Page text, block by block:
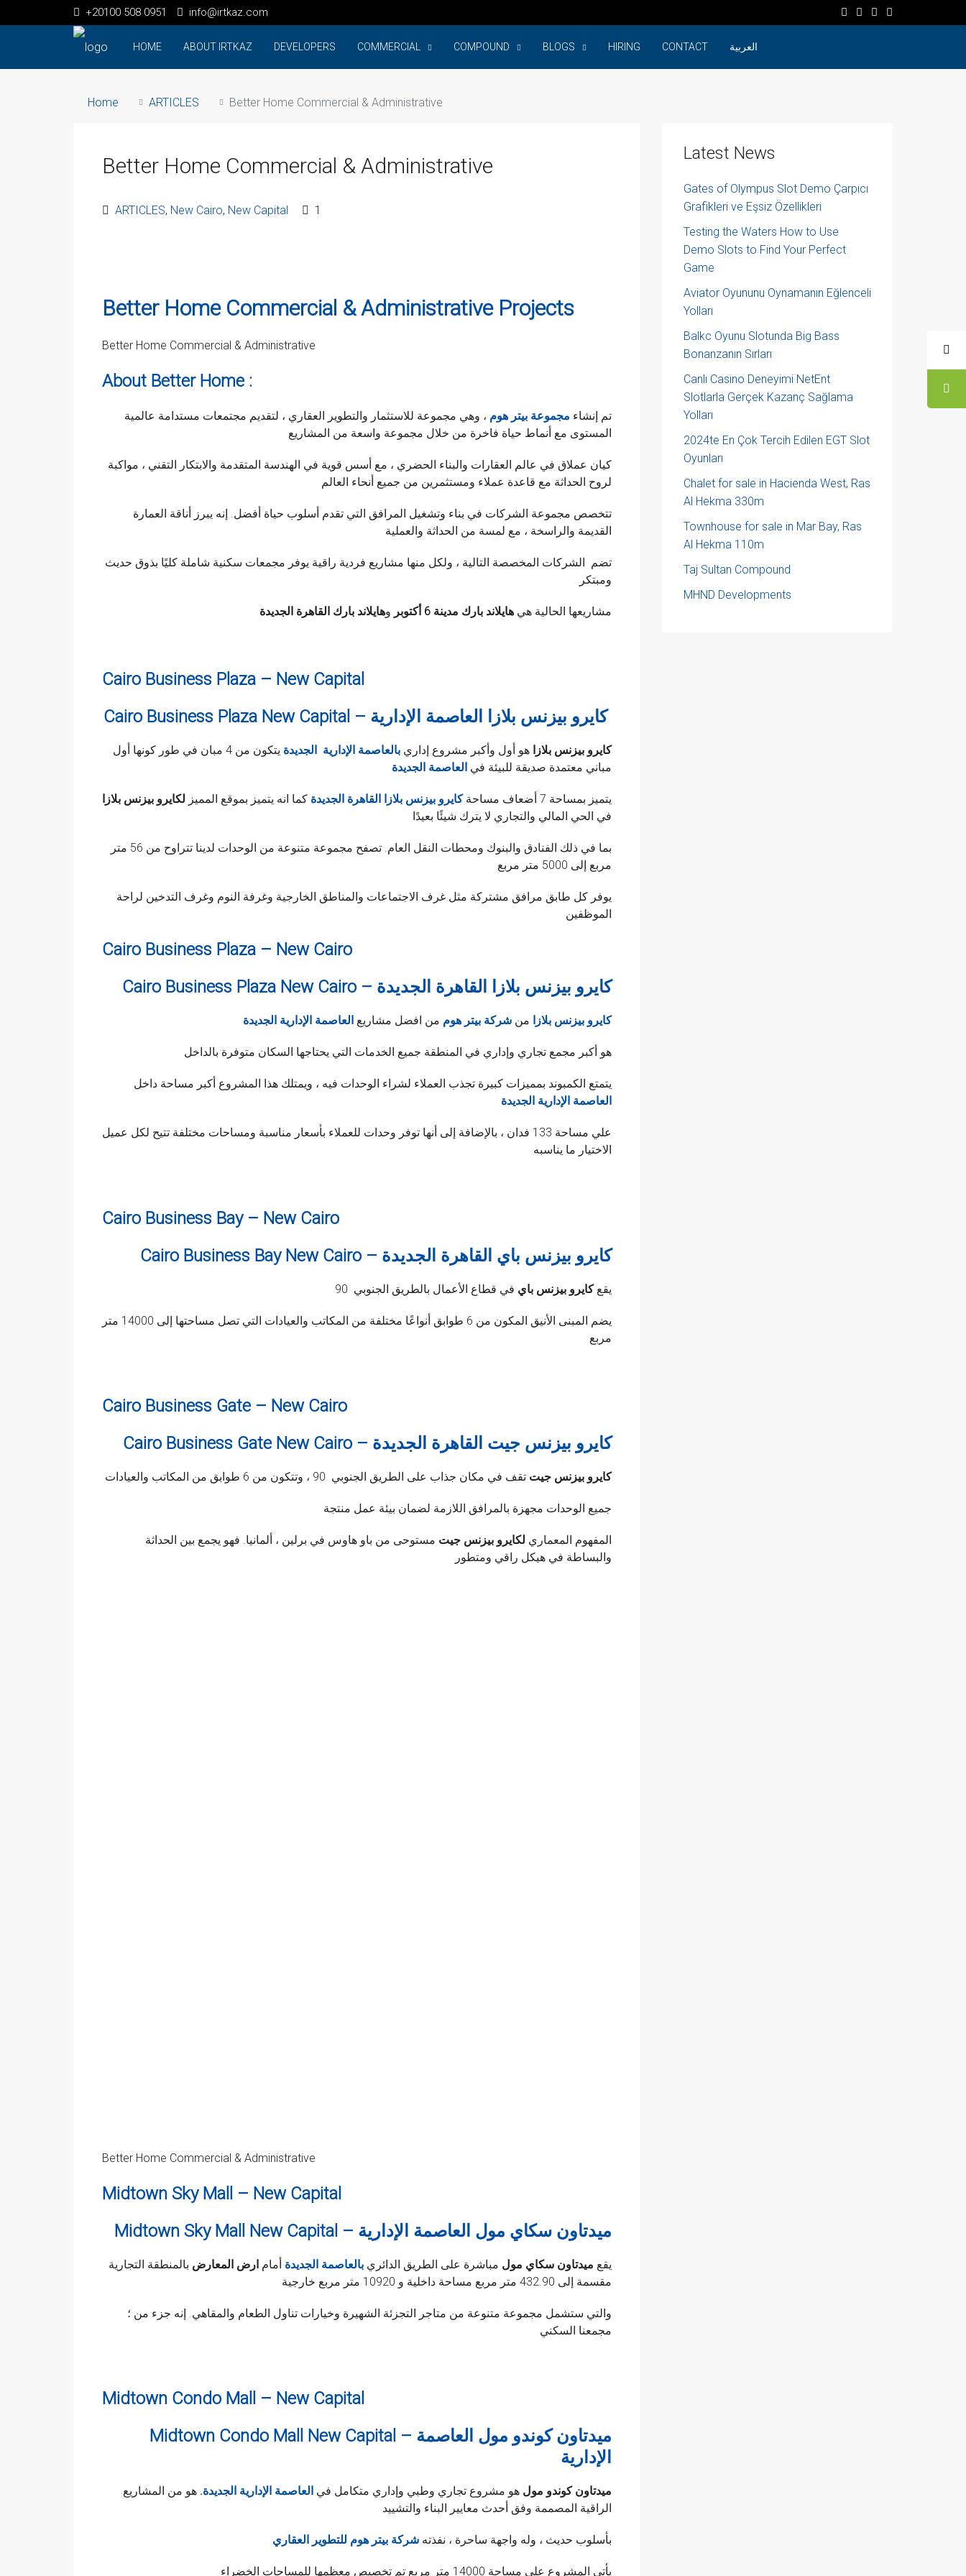
+20100 508 0951 info@irtkaz.com
HOME ABOUT IRTKAZ DEVELOPERS COMMERCIAL COMPOUND BLOGS HIRING CONTACT العربية
Home ARTICLES Better Home Commercial & Administrative
Better Home Commercial & Administrative
ARTICLES, New Cairo, New Capital 1
Better Home Commercial & Administrative Projects
Better Home Commercial & Administrative
About Better Home :
تم إنشاء مجموعة بيتر هوم ، وهي مجموعة للاستثمار والتطوير العقاري ، لتقديم مجتمعات مستدامة عالمية
المستوى مع أنماط حياة فاخرة من خلال مجموعة واسعة من المشاريع
كيان عملاق في عالم العقارات والبناء الحضري ، مع أسس قوية في الهندسة المتقدمة والابتكار التقني ، مواكبة
لروح الحداثة مع قاعدة عملاء ومستثمرين من جميع أنحاء العالم
تتخصص مجموعة الشركات في بناء وتشغيل المرافق التي تقدم أسلوب حياة أفضل. إنه يبرز أناقة العمارة
القديمة والراسخة ، مع لمسة من الحداثة والعملية
تضم الشركات المخصصة التالية ، ولكل منها مشاريع فردية راقية يوفر مجمعات سكنية شاملة كليًا بذوق حديث
ومبتكر
مشاريعها الحالية هي هايلاند بارك مدينة 6 أكتوبر وهايلاند بارك القاهرة الجديدة
Cairo Business Plaza – New Capital
Cairo Business Plaza New Capital – كايرو بيزنس بلازا العاصمة الإدارية
كايرو بيزنس بلازا هو أول وأكبر مشروع إداري بالعاصمة الإدارية الجديدة
يتكون من 4 مبان في طور كونها أول
مباني معتمدة صديقة للبيئة في العاصمة الجديدة
يتميز بمساحة 7 أضعاف مساحة كايرو بيزنس بلازا القاهرة الجديدة كما انه يتميز بموقع المميز لكايرو بيزنس بلازا
في الحي المالي والتجاري لا يترك شيئًا بعيدًا
بما في ذلك الفنادق والبنوك ومحطات النقل العام. تصفح مجموعة متنوعة من الوحدات لدينا تتراوح من 56 متر
مربع إلى 5000 متر مربع
يوفر كل طابق مرافق مشتركة مثل غرف الاجتماعات والمناطق الخارجية وغرفة النوم وغرف التدخين لراحة
الموظفين
Cairo Business Plaza – New Cairo
Cairo Business Plaza New Cairo – كايرو بيزنس بلازا القاهرة الجديدة
كايرو بيزنس بلازا من شركة بيتر هوم من افضل مشاريع العاصمة الإدارية الجديدة
هو أكبر مجمع تجاري وإداري في المنطقة جميع الخدمات التي يحتاجها السكان متوفرة بالداخل
يتمتع الكمبوند بمميزات كبيرة تجذب العملاء لشراء الوحدات فيه ، ويمتلك هذا المشروع أكبر مساحة داخل
العاصمة الإدارية الجديدة
علي مساحة 133 فدان ، بالإضافة إلى أنها توفر وحدات للعملاء بأسعار مناسبة ومساحات مختلفة تتيح لكل عميل
الاختيار ما يناسبه
Cairo Business Bay – New Cairo
Cairo Business Bay New Cairo – كايرو بيزنس باي القاهرة الجديدة
يقعكايرو بيزنس باي في قطاع الأعمال بالطريق الجنوبي 90
يضم المبنى الأنيق المكون من 6 طوابق أنواعًا مختلفة من المكاتب والعيادات التي تصل مساحتها إلى 14000 متر
مربع
Cairo Business Gate – New Cairo
Cairo Business Gate New Cairo – كايرو بيزنس جيت القاهرة الجديدة
كايرو بيزنس جيت تقف في مكان جذاب على الطريق الجنوبي 90 ، وتتكون من 6 طوابق من المكاتب والعيادات
جميع الوحدات مجهزة بالمرافق اللازمة لضمان بيئة عمل منتجة
المفهوم المعماري لكايرو بيزنس جيت مستوحى من باو هاوس في برلين ، ألمانيا. فهو يجمع بين الحداثة
والبساطة في هيكل راقي ومتطور
Better Home Commercial & Administrative
Midtown Sky Mall – New Capital
Midtown Sky Mall New Capital – ميدتاون سكاي مول العاصمة الإدارية
يقع ميدتاون سكاي مول مباشرة على الطريق الدائري بالعاصمة الجديدة أمام ارض المعارض بالمنطقة التجارية
مقسمة إلى 432.90 متر مربع مساحة داخلية و 10920 متر مربع خارجية
والتي ستشمل مجموعة متنوعة من متاجر التجزئة الشهيرة وخيارات تناول الطعام والمقاهي. إنه جزء من ؛
مجمعنا السكني
Midtown Condo Mall – New Capital
Midtown Condo Mall New Capital – ميدتاون كوندو مول العاصمة
الإدارية
ميدتاون كوندو مول هو مشروع تجاري وطبي وإداري متكامل في العاصمة الإدارية الجديدة. هو من المشاريع
الراقية المصممة وفق أحدث معايير البناء والتشييد
بأسلوب حديث ، وله واجهة ساحرة ، نفذته شركة بيتر هوم للتطوير العقاري
يأتي المشروع علي مساحة 14000 متر مربع تم تخصيص معظمها للمساحات الخضراء
Latest News
Gates of Olympus Slot Demo Çarpıcı
Grafikleri ve Eşsiz Özellikleri
Testing the Waters How to Use
Demo Slots to Find Your Perfect
Game
Aviator Oyununu Oynamanın Eğlenceli
Yolları
Balkc Oyunu Slotunda Big Bass
Bonanzanın Sırları
Canlı Casino Deneyimi NetEnt
Slotlarla Gerçek Kazanç Sağlama
Yolları
2024te En Çok Tercih Edilen EGT Slot
Oyunları
Chalet for sale in Hacienda West, Ras
Al Hekma 330m
Townhouse for sale in Mar Bay, Ras
Al Hekma 110m
Taj Sultan Compound
MHND Developments